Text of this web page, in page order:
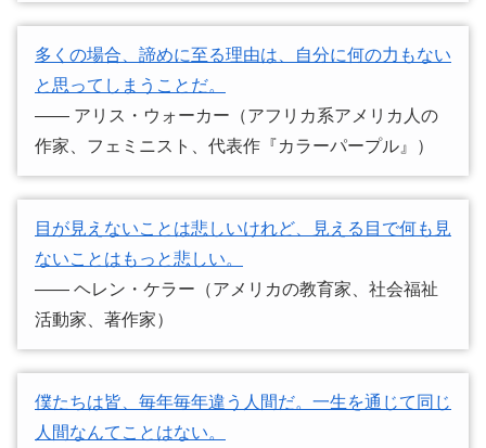
多くの場合、諦めに至る理由は、自分に何の力もない
と思ってしまうことだ。
―― アリス・ウォーカー（アフリカ系アメリカ人の
作家、フェミニスト、代表作『カラーパープル』）
目が見えないことは悲しいけれど、見える目で何も見
ないことはもっと悲しい。
―― ヘレン・ケラー（アメリカの教育家、社会福祉
活動家、著作家）
僕たちは皆、毎年毎年違う人間だ。一生を通じて同じ
人間なんてことはない。